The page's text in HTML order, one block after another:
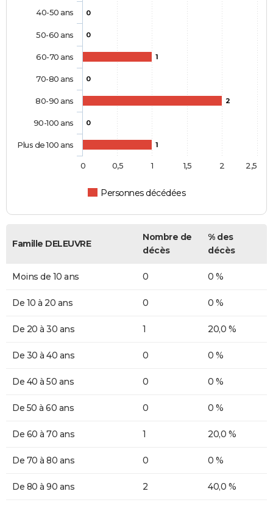
0
0
1
0
2
0
1
Personnes décédées
40-50 ans
50-60 ans
60-70 ans
70-80 ans
80-90 ans
90-100 ans
Plus de 100 ans
0 0,5 1 1,5 2 2,5
Famille DELEUVRE
Nombre de
décès
% des
décès
Moins de 10 ans 0 0 %
De 10 à 20 ans 0 0 %
De 20 à 30 ans 1 20,0 %
De 30 à 40 ans 0 0 %
De 40 à 50 ans 0 0 %
De 50 à 60 ans 0 0 %
De 60 à 70 ans 1 20,0 %
De 70 à 80 ans 0 0 %
De 80 à 90 ans 2 40,0 %